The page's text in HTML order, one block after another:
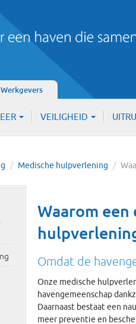
Werkgevers
VEILIGHEID
/ Medische hulpverlening /
Waarom een
Omdat de
Onze medische
havengemeenschap
Daarnaast bestaat een
meer preventie en